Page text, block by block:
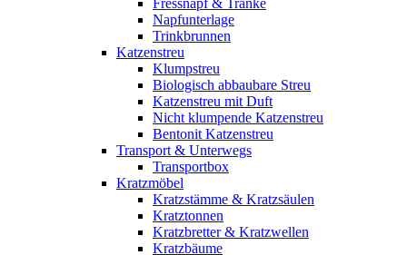
Fressnapf & Tränke
Napfunterlage
Trinkbrunnen
Katzenstreu
Klumpstreu
Biologisch abbaubare Streu
Katzenstreu mit Duft
Nicht klumpende Katzenstreu
Bentonit Katzenstreu
Transport & Unterwegs
Transportbox
Kratzmöbel
Kratzstämme & Kratzsäulen
Kratztonnen
Kratzbretter & Kratzwellen
Kratzbäume